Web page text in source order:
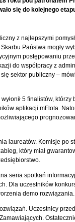
się do kolejnego
z najlepszymi
Państwa mogły
postępowaniu
do współpracy z
sektor publiczny –
5 finalistów,
aplikacji mFlota.
laureatów. Komisje po
który miał
seria spotkań
Dla uczestników
demo rozwiązania.
Uczestnicy